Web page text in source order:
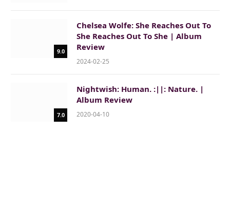
9.0
Chelsea Wolfe: She Reaches Out To
She Reaches Out To She | Album
Review
2024-02-25
7.0
Nightwish: Human. :||: Nature. |
Album Review
2020-04-10